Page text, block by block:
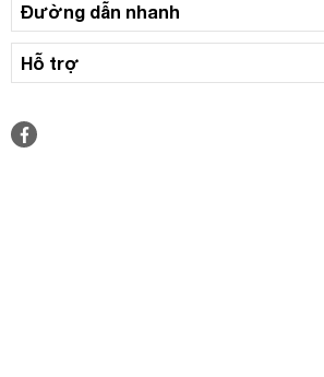
Đường dẫn nhanh
Hỗ trợ